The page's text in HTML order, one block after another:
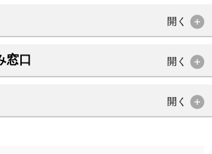
開く
窓口 開く
開く